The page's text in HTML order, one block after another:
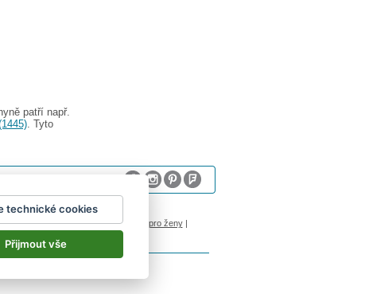
patří např.
. Tyto
logoprinty|nálepky na stenu| dárky pro ženy|
technické cookies
Přijmout vše